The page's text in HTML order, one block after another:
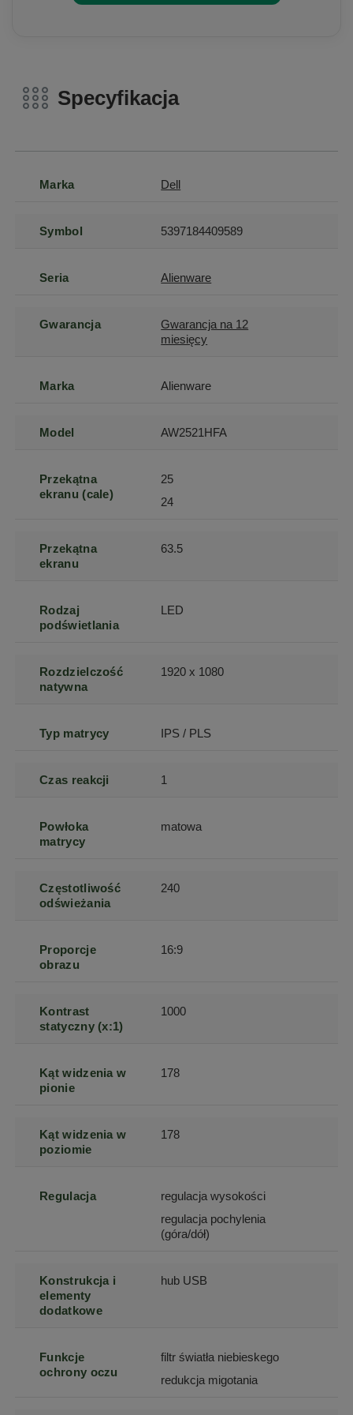
Specyfikacja
Marka Dell
Symbol 5397184409589
Seria Alienware
Gwarancja
Gwarancja na 12
miesięcy
Marka Alienware
Model AW2521HFA
Przekątna
ekranu (cale)
25
24
Przekątna
ekranu
63.5
Rodzaj
podświetlania
LED
Rozdzielczość
natywna
1920 x 1080
Typ matrycy IPS / PLS
Czas reakcji 1
Powłoka
matrycy
matowa
Częstotliwość
odświeżania
240
Proporcje
obrazu
16:9
Kontrast
statyczny (x:1)
1000
Kąt widzenia w
pionie
178
Kąt widzenia w
poziomie
178
Regulacja
regulacja wysokości
regulacja pochylenia
(góra/dół)
Konstrukcja i
elementy
dodatkowe
hub USB
Funkcje
ochrony oczu
filtr światła niebieskego
redukcja migotania